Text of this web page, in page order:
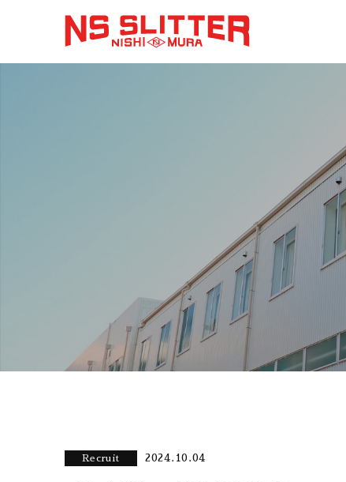
Recruit 2024.10.04